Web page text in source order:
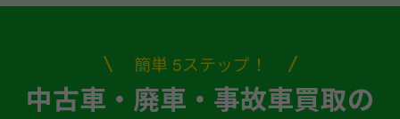
簡単 5ステップ！
中古車・廃車・事故車買取の